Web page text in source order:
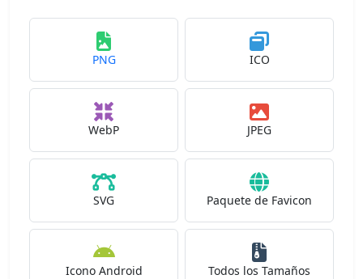
PNG ICO
WebP JPEG
SVG Paquete de Favicon
Icono Android
Todos los Tamaños